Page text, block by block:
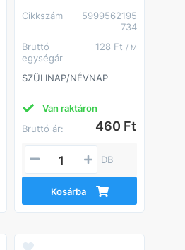
Cikkszám
5999562195
734
Bruttó
egységár
128 Ft / M
SZÜLINAP/NÉVNAP
Van raktáron
Bruttó ár:
460 Ft
DB
Kosárba